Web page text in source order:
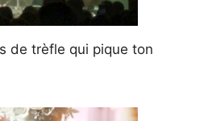
de trèfle qui pique ton